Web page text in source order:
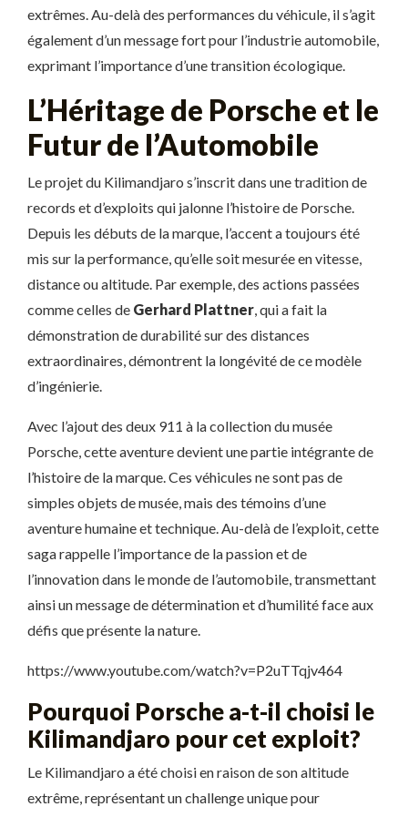
extrêmes. Au-delà des performances du véhicule, il s’agit
également d’un message fort pour l’industrie automobile,
exprimant l’importance d’une transition écologique.
L’Héritage de Porsche et le
Futur de l’Automobile
Le projet du Kilimandjaro s’inscrit dans une tradition de
records et d’exploits qui jalonne l’histoire de Porsche.
Depuis les débuts de la marque, l’accent a toujours été
mis sur la performance, qu’elle soit mesurée en vitesse,
distance ou altitude. Par exemple, des actions passées
comme celles de Gerhard Plattner, qui a fait la
démonstration de durabilité sur des distances
extraordinaires, démontrent la longévité de ce modèle
d’ingénierie.
Avec l’ajout des deux 911 à la collection du musée
Porsche, cette aventure devient une partie intégrante de
l’histoire de la marque. Ces véhicules ne sont pas de
simples objets de musée, mais des témoins d’une
aventure humaine et technique. Au-delà de l’exploit, cette
saga rappelle l’importance de la passion et de
l’innovation dans le monde de l’automobile, transmettant
ainsi un message de détermination et d’humilité face aux
défis que présente la nature.
https://www.youtube.com/watch?v=P2uTTqjv464
Pourquoi Porsche a-t-il choisi le
Kilimandjaro pour cet exploit?
Le Kilimandjaro a été choisi en raison de son altitude
extrême, représentant un challenge unique pour